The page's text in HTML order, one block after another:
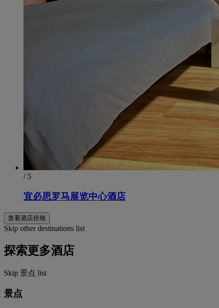
/ 5
宜必思罗马展览中心酒店
查看酒店价格
Skip other destinations list
探索更多酒店
Skip 景点 list
景点